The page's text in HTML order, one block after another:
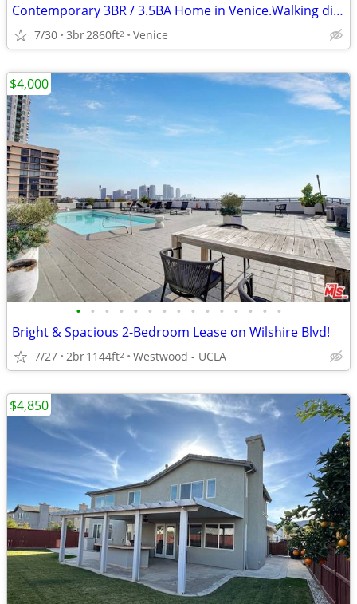
Contemporary 3BR / 3.5BA Home in Venice.Walking distance to the beach.
7/30 3br2860ft2 Venice
• • • • • • • • • • • • • • •
Bright & Spacious 2-Bedroom Lease on Wilshire Blvd!
7/27 2br1144ft2 Westwood - UCLA
$4,000
$4,850